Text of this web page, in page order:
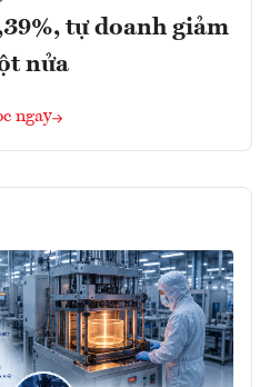
tự doanh giảm
nửa
ngay